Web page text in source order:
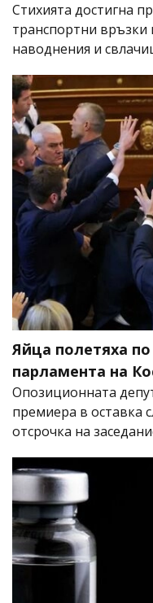
Стихията достигна
транспортни
наводнения и
Яйца полетяха
парламента на
Опозиционната
премиера в оставка
отсрочка на